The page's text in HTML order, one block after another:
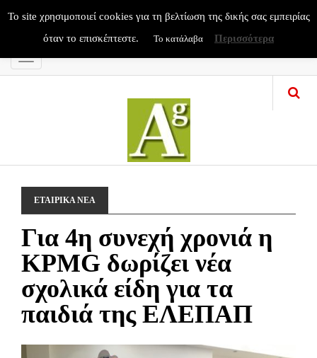
Menu
ΕΤΑΙΡΙΚΑ ΝΕΑ
Για 4η συνεχή χρονιά η
KPMG δωρίζει νέα
σχολικά είδη για τα
παιδιά της ΕΛΕΠΑΠ
To site χρησιμοποιεί cookies για τη βελτίωση της δικής σας εμπειρίας
όταν το επισκέπτεστε.
Το κατάλαβα Περισσότερα